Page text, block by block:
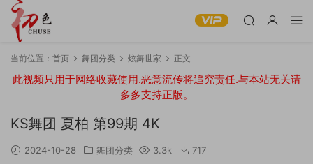
当前位置： 首页 舞团分类 炫舞世家 正文
此视频只用于网络收藏使用.恶意流传将追究责任.与本站无关请
多多支持正版。
KS舞团 夏柏 第99期 4K
2024-10-28 舞团分类 3.3k 717